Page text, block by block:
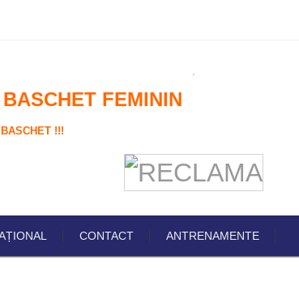
FEMININ
!!!
CONTACT ANTRENAMENTE